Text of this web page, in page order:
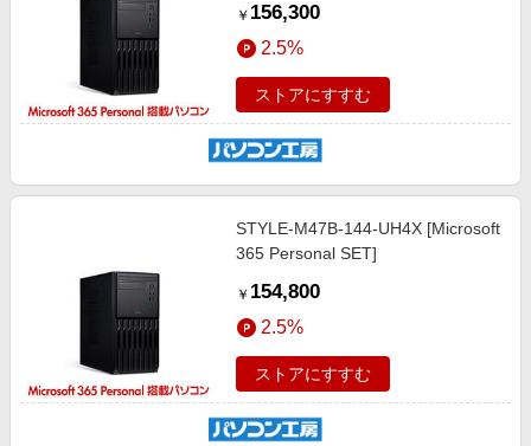
￥ 156,300
2.5%
ストアにすすむ
STYLE-M47B-144-UH4X [Microsoft
365 Personal SET]
￥ 154,800
2.5%
ストアにすすむ